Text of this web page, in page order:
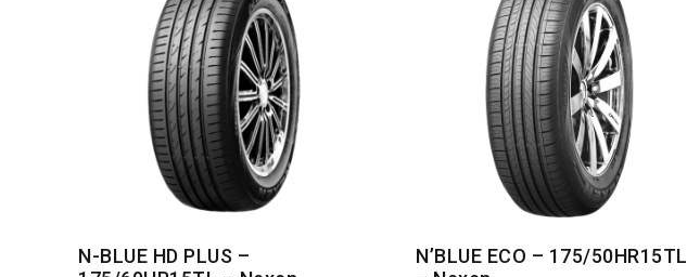
N-BLUE HD PLUS –
N’BLUE ECO – 175/50HR15TL